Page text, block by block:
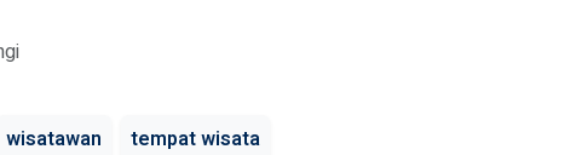
wisatawan tempat wisata